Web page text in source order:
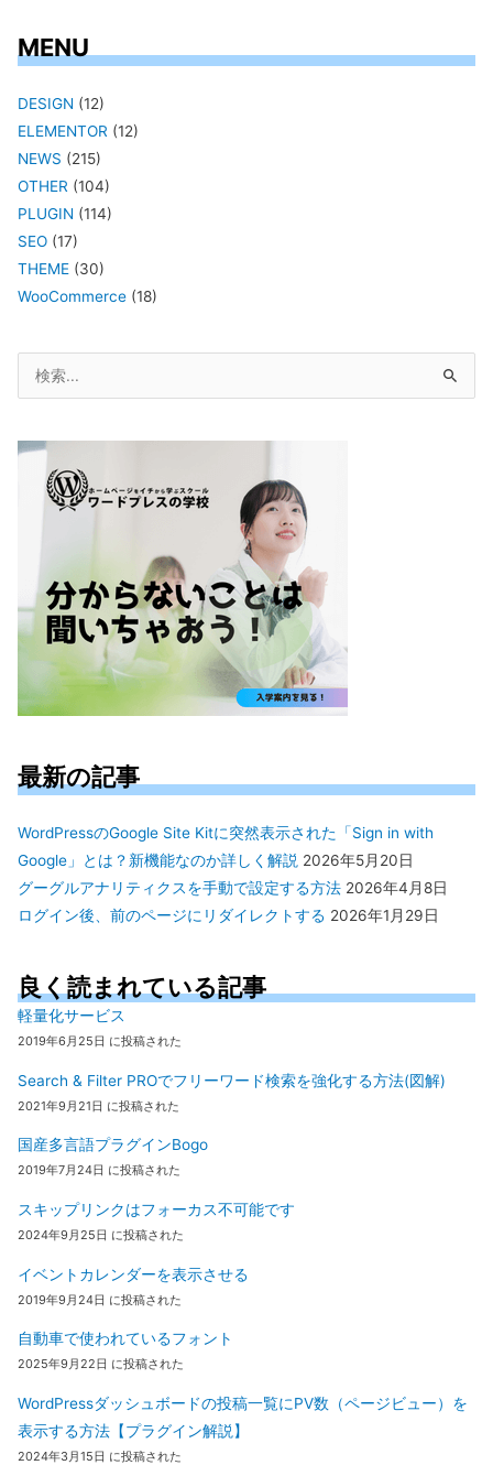
MENU
DESIGN (12)
ELEMENTOR (12)
NEWS (215)
OTHER (104)
PLUGIN (114)
SEO (17)
THEME (30)
WooCommerce (18)
象:
最新の記事
WordPressのGoogle Site Kitに突然表示された「Sign in with
Google」とは？新機能なのか詳しく解説 2026年5月20日
グーグルアナリティクスを手動で設定する方法 2026年4月8日
ログイン後、前のページにリダイレクトする 2026年1月29日
良く読まれている記事
軽量化サービス
2019年6月25日 に投稿された
Search & Filter PROでフリーワード検索を強化する方法(図解)
2021年9月21日 に投稿された
国産多言語プラグインBogo
2019年7月24日 に投稿された
スキップリンクはフォーカス不可能です
2024年9月25日 に投稿された
イベントカレンダーを表示させる
2019年9月24日 に投稿された
自動車で使われているフォント
2025年9月22日 に投稿された
WordPressダッシュボードの投稿一覧にPV数（ページビュー）を
表示する方法【プラグイン解説】
2024年3月15日 に投稿された